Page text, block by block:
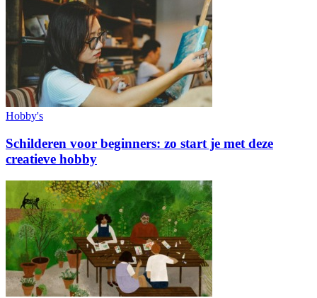
Hobby's
Schilderen voor beginners: zo start je met deze
creatieve hobby